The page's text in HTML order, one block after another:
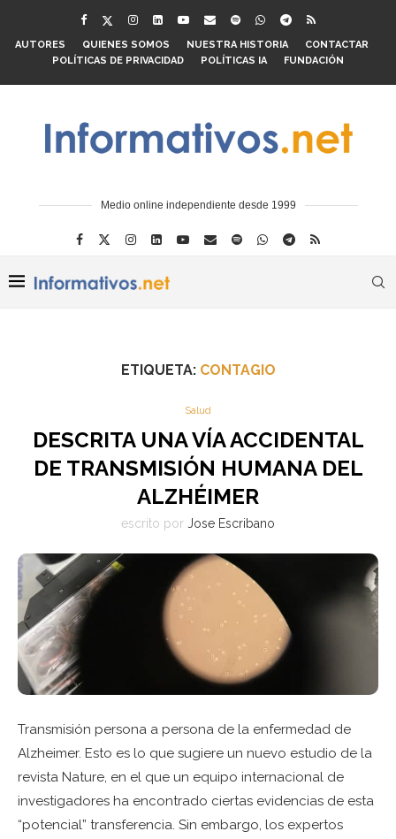
AUTORES QUIENES SOMOS NUESTRA HISTORIA
CONTACTAR
POLÍTICAS DE PRIVACIDAD
POLÍTICAS IA FUNDACIÓN
Medio online independiente desde 1999
ETIQUETA: CONTAGIO
Salud
DESCRITA UNA VÍA ACCIDENTAL
DE TRANSMISIÓN HUMANA DEL
ALZHÉIMER
escrito por Jose Escribano
Transmisión persona a persona de la enfermedad de
Alzheimer. Esto es lo que sugiere un nuevo estudio de la
revista Nature, en el que un equipo internacional de
investigadores ha encontrado ciertas evidencias de esta
“potencial” transferencia. Sin embargo, los expertos